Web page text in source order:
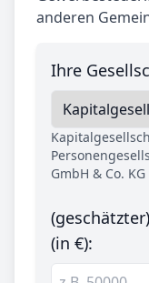
anderen
Ihre
GmbH & Co. KG
(in €):